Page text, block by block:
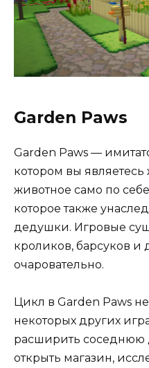
Garden Paws
Garden Paws —
котором вы
животное само по
которое также
дедушки. Игровые
кроликов, барсуков и
очаровательно.
Цикл в Garden Paws
некоторых других
расширить соседнюю
открыть магазин,